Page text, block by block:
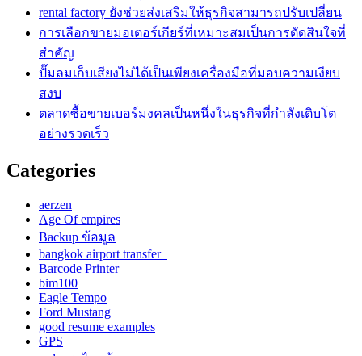
rental factory ยังช่วยส่งเสริมให้ธุรกิจสามารถปรับเปลี่ยน
การเลือกขายมอเตอร์เกียร์ที่เหมาะสมเป็นการตัดสินใจที่
สำคัญ
ปั๊มลมเก็บเสียงไม่ได้เป็นเพียงเครื่องมือที่มอบความเงียบ
สงบ
ตลาดซื้อขายเบอร์มงคลเป็นหนึ่งในธุรกิจที่กำลังเติบโต
อย่างรวดเร็ว
Categories
aerzen
Age Of empires
Backup ข้อมูล
bangkok airport transfer
Barcode Printer
bim100
Eagle Tempo
Ford Mustang
good resume examples
GPS